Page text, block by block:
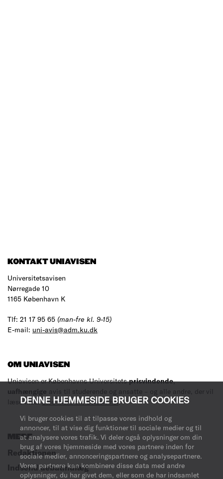
DENNE HJEMMESIDE BRUGER COOKIES
Vi bruger cookies til at tilpasse vores indhold og
annoncer, til at vise dig funktioner til sociale medier og til
at analysere vores trafik. Vi deler også oplysninger om din
brug af vores hjemmeside med vores partnere inden for
sociale medier, annonceringspartnere og analysepartnere.
Vores partnere kan kombinere disse data med andre
oplysninger, du har givet dem, eller som de har indsamlet
KONTAKT UNIAVISEN
Universitetsavisen
Nørregade 10
1165 København K
Tlf: 21 17 95 65 (man-fre kl. 9-15)
E-mail: uni-avis@adm.ku.dk
OM UNIAVISEN
Uniavisen er Københavns Universitetsprisvindende,
uafhængige avis til studerende og ansatte – og alle andre, der vil
læse med.Læs mere om avisen her.
MERE
Redaktionen
Indsend debatindlæg